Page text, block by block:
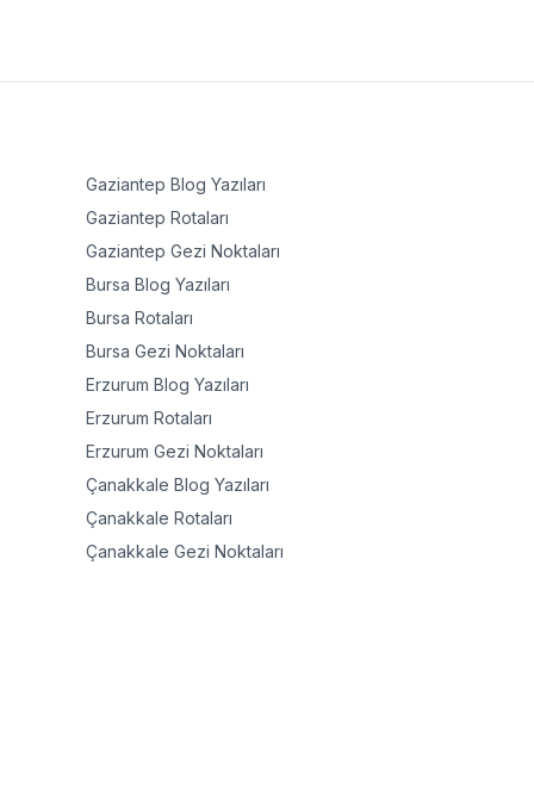
Gaziantep Blog Yazıları
Gaziantep Rotaları
Gaziantep Gezi Noktaları
Bursa Blog Yazıları
Bursa Rotaları
Bursa Gezi Noktaları
Erzurum Blog Yazıları
Erzurum Rotaları
Erzurum Gezi Noktaları
Çanakkale Blog Yazıları
Çanakkale Rotaları
Çanakkale Gezi Noktaları